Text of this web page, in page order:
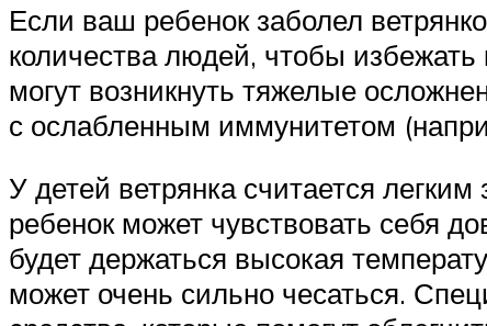
Если ваш ребенок заболел
количества людей, чтобы избежать
могут возникнуть тяжелые
с ослабленным иммунитетом
У детей ветрянка считается
ребенок может чувствовать себя
будет держаться высокая
может очень сильно чесаться.